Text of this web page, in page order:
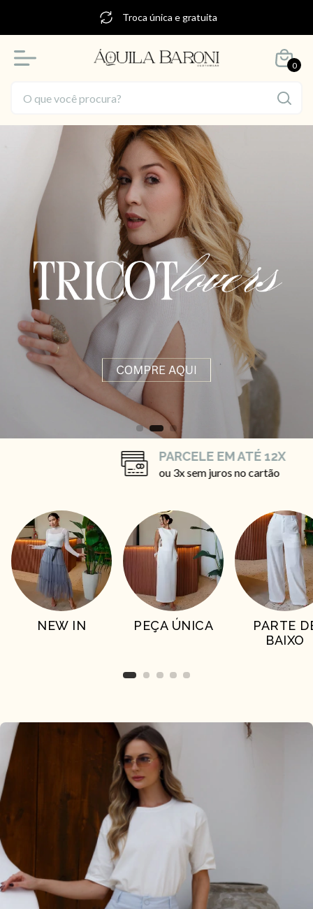
Troca única e gratuita
0
PARCELE EM ATÉ 12X
ou 3x sem juros no cartão
NEW IN PEÇA ÚNICA
PARTE
BAIXO